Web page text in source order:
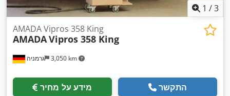
1 /3
גרמניה 3,050 km
AMADA Vipros 358 King
AMADAVipros 358 King
מידע על מחיר התקשר